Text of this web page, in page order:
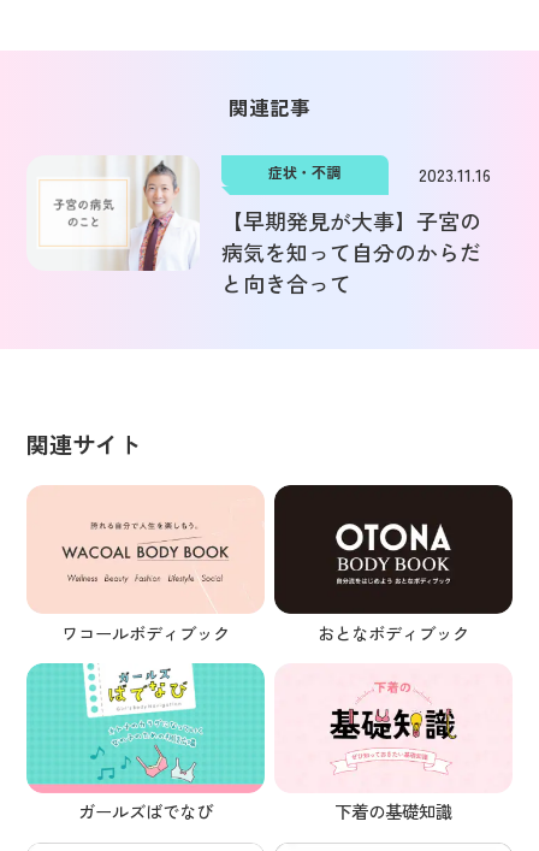
関連記事
症状・不調
【早期発見が大事】子宮の
病気を知って自分のからだ
と向き合って
2023.11.16
関連サイト
ワコールボディブック おとなボディブック
ガールズばでなび 下着の基礎知識